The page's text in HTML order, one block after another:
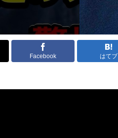
Facebook はてブ